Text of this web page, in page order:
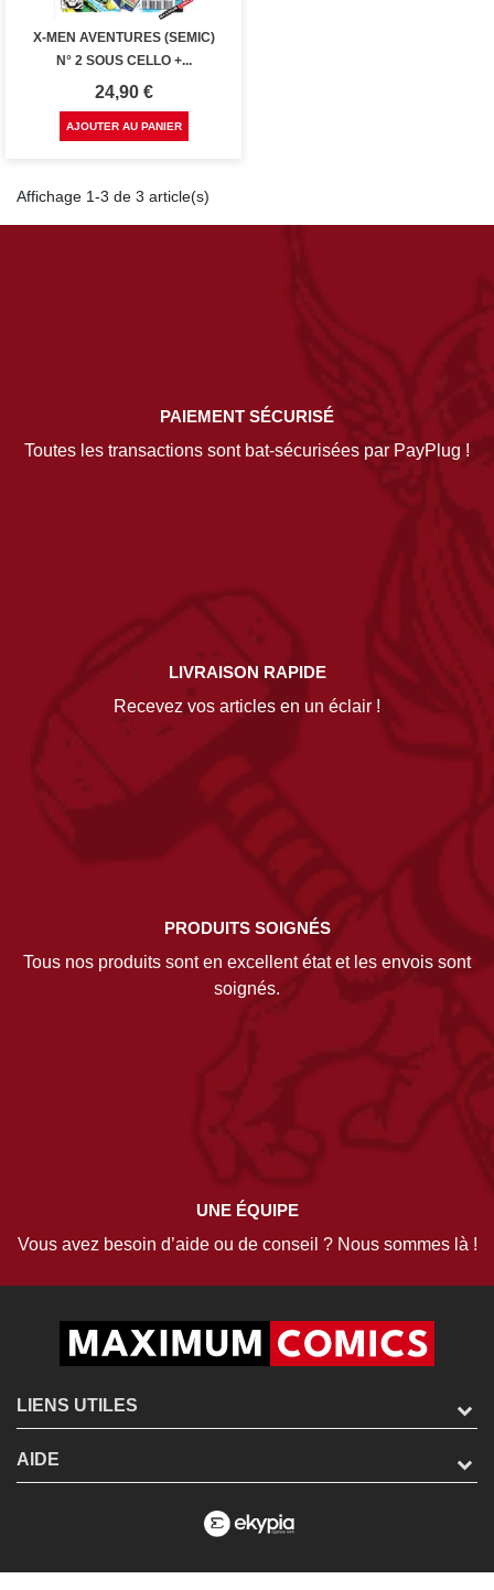
X-MEN AVENTURES (SEMIC)
N° 2 SOUS CELLO +...
Prix
24,90 €
AJOUTER AU PANIER
Affichage 1-3 de 3 article(s)
PAIEMENT SÉCURISÉ
Toutes les transactions sont bat-sécurisées par PayPlug !
LIVRAISON RAPIDE
Recevez vos articles en un éclair !
PRODUITS SOIGNÉS
Tous nos produits sont en excellent état et les envois sont
soignés.
UNE ÉQUIPE
Vous avez besoin d’aide ou de conseil ? Nous sommes là !
LIENS UTILES
AIDE